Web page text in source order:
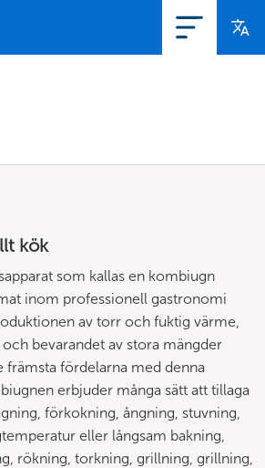
kök
som kallas en kombiugn
inom professionell gastronomi
av torr och fuktig värme,
bevarandet av stora mängder
främsta fördelarna med denna
erbjuder många sätt att tillaga
förkokning, ångning, stuvning,
eller långsam bakning,
rökning, torkning, grillning, grillning,